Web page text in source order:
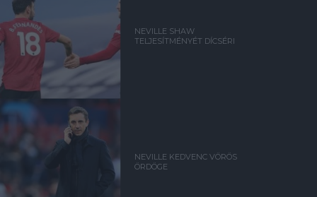
NEVILLE SHAW
TELJESÍTMÉNYÉT DÍCSÉRI
NEVILLE KEDVENC VÖRÖS
ÖRDÖGE